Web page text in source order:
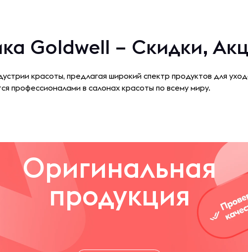
Goldwell – Скидки,
красоты, предлагая широкий спектр продуктов для
профессионалами в салонах красоты по всему миру.
Оригинальная
продукция